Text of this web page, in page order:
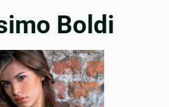
Boldi